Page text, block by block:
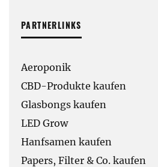
PARTNERLINKS
Aeroponik
CBD-Produkte kaufen
Glasbongs kaufen
LED Grow
Hanfsamen kaufen
Papers, Filter & Co. kaufen